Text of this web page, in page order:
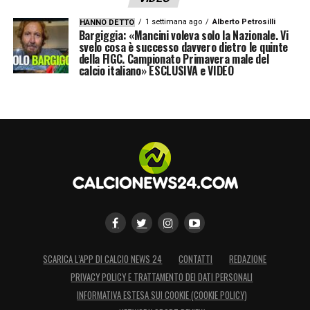
che Vanoli riuscirà a ottenere in questi giorni
chiave.
HANNO DETTO 1 settimana ago Alberto Petrosilli
Bargiggia: «Mancini voleva solo la Nazionale. Vi
svelo cosa è successo davvero dietro le quinte
della FIGC. Campionato Primavera male del
calcio italiano» ESCLUSIVA e VIDEO
SCARICA L’APP DI CALCIO NEWS 24 CONTATTI
REDAZIONE
PRIVACY POLICY E TRATTAMENTO DEI DATI PERSONALI
INFORMATIVA ESTESA SUI COOKIE (COOKIE POLICY)